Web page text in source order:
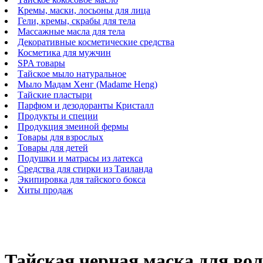
Кремы, маски, лосьоны для лица
Гели, кремы, скрабы для тела
Массажные масла для тела
Декоративные косметические средства
Косметика для мужчин
SPA товары
Тайское мыло натуральное
Мыло Мадам Хенг (Madame Heng)
Тайские пластыри
Парфюм и дезодоранты Кристалл
Продукты и специи
Продукция змеиной фермы
Товары для взрослых
Товары для детей
Подушки и матрасы из латекса
Средства для стирки из Таиланда
Экипировка для тайского бокса
Хиты продаж